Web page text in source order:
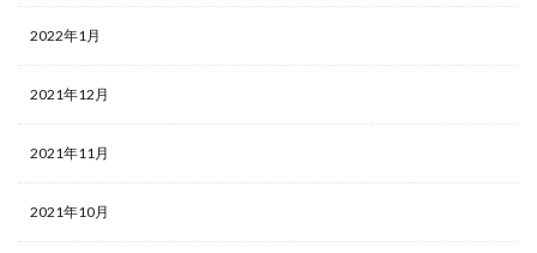
2022年1月
2021年12月
2021年11月
2021年10月